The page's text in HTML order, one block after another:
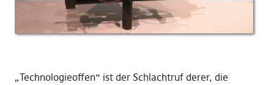
„Technologieoffen“ ist der Schlachtruf derer, die